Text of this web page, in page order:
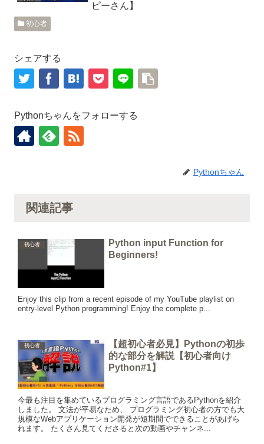
ピーさん】
初心者
シェアする
Pythonちゃんをフォローする
Pythonちゃん
関連記事
初心者
Python input Function for
Beginners!
Enjoy this clip from a recent episode of my YouTube playlist on
entry-level Python programming! Enjoy the complete p...
初心者
【超初心者必見】Pythonの初歩
的な部分を解説【初心者向け
Python#1】
今最も注目を集めているプログラミング言語であるPythonを紹介
しました。 文法が平易なため、 プログラミング初心者の方でも大
規模なWebアプリケーション開発が短期間でできることがあげら
れます。 たくさん見てくださると次の動画やチャンネ...